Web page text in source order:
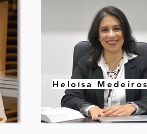
Heloísa Medeiros